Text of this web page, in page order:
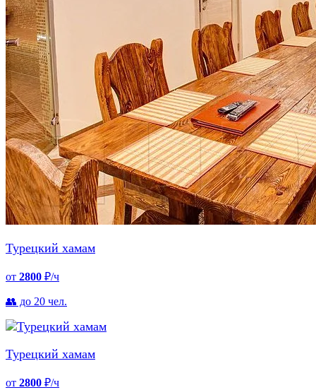
Турецкий хамам
от 2800 ₽/ч
👥 до 20 чел.
Турецкий хамам
от 2800 ₽/ч